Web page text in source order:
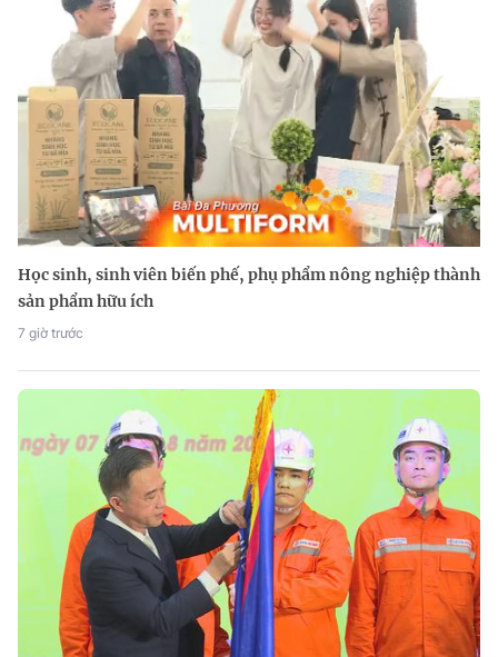
Học sinh, sinh viên biến phế, phụ phẩm nông nghiệp thành
sản phẩm hữu ích
7 giờ trước